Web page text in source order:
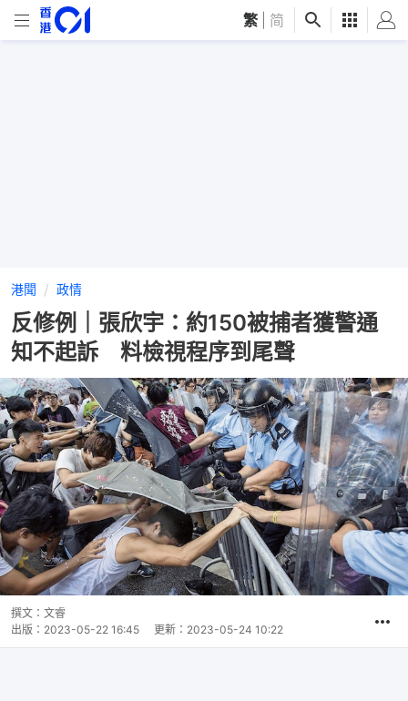
繁 简
港聞 政情
反修例｜張欣宇：約150被捕者獲警通
知不起訴 料檢視程序到尾聲
撰文： 文睿
出版： 2023-05-22 16:45 更新： 2023-05-24 10:22